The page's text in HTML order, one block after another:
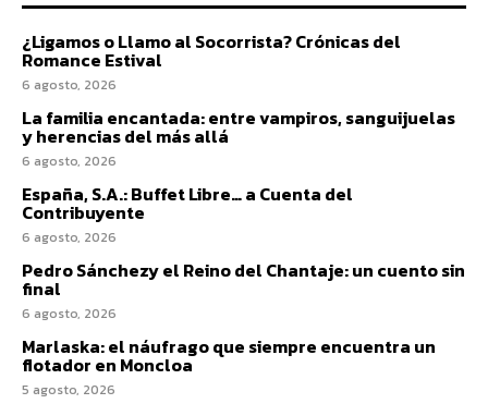
¿Ligamos o Llamo al Socorrista? Crónicas del
Romance Estival
6 agosto, 2026
La familia encantada: entre vampiros, sanguijuelas
y herencias del más allá
6 agosto, 2026
España, S.A.: Buffet Libre… a Cuenta del
Contribuyente
6 agosto, 2026
Pedro Sánchezy el Reino del Chantaje: un cuento sin
final
6 agosto, 2026
Marlaska: el náufrago que siempre encuentra un
flotador en Moncloa
5 agosto, 2026